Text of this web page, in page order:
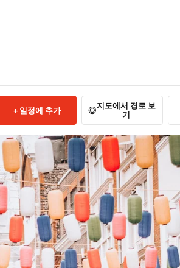
일정에 추가
지도에서 경로 보
기